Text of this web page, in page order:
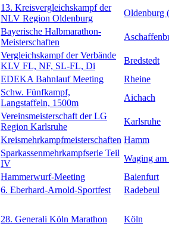
13. Kreisvergleichskampf der
NLV Region Oldenburg
Oldenburg
Bayerische Halbmarathon-
Meisterschaften
Vergleichskampf der Verbände
KLV FL, NF, SL-FL, Di
Bredstedt
EDEKA Bahnlauf Meeting
Rheine
Schw. Fünfkampf,
Langstaffeln, 1500m
Aichach
Vereinsmeisterschaft der LG
Region Karlsruhe
Karlsruhe
Kreismehrkampfmeisterschaften Hamm
Sparkassenmehrkampfserie Teil
IV
Waging am
Hammerwurf-Meeting
Baienfurt
6. Eberhard-Arnold-Sportfest Radebeul
28. Generali Köln Marathon Köln